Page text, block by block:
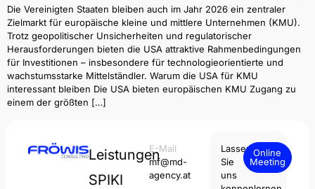
Die Vereinigten Staaten bleiben auch im Jahr 2026 ein zentraler
Zielmarkt für europäische kleine und mittlere Unternehmen (KMU).
Trotz geopolitischer Unsicherheiten und regulatorischer
Herausforderungen bieten die USA attraktive Rahmenbedingungen
für Investitionen – insbesondere für technologieorientierte und
wachstumsstarke Mittelständler. Warum die USA für KMU
interessant bleiben Die USA bieten europäischen KMU Zugang zu
einem der größten […]
Leistungen
SPIKI
E-Mail
mf@md-
agency.at
Lassen
Sie
uns
Online
Meeting